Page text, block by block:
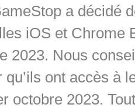
a décidé
iOS et Chrome
2023. Nous
qu’ils ont accès à
octobre 2023.